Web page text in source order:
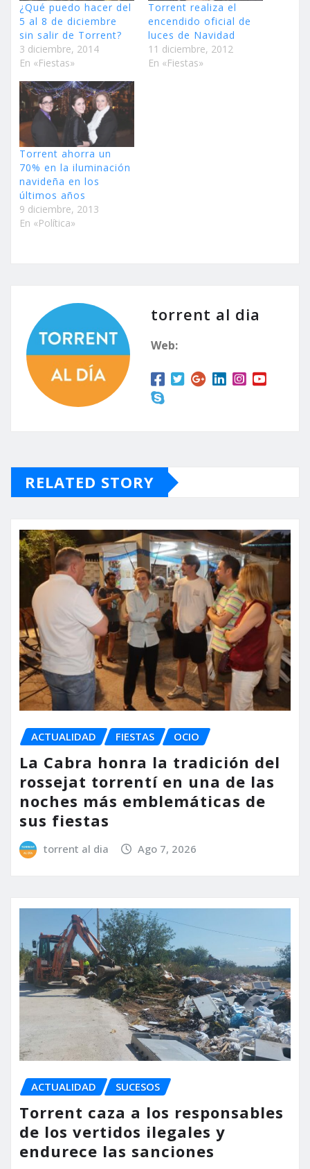
¿Qué puedo hacer del
5 al 8 de diciembre
sin salir de Torrent?
3 diciembre, 2014
En «Fiestas»
Torrent realiza el
encendido oficial de
luces de Navidad
11 diciembre, 2012
En «Fiestas»
Torrent ahorra un
70% en la iluminación
navideña en los
últimos años
9 diciembre, 2013
En «Política»
torrent al dia
Web:
RELATED STORY
ACTUALIDAD FIESTAS OCIO
La Cabra honra la tradición del
rossejat torrentí en una de las
noches más emblemáticas de
sus fiestas
torrent al dia Ago 7, 2026
ACTUALIDAD SUCESOS
Torrent caza a los responsables
de los vertidos ilegales y
endurece las sanciones